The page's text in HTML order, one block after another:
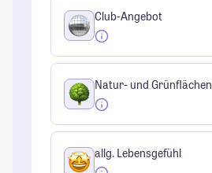
Club-Angebot
Natur- und Grünflächen
allg. Lebensgefühl